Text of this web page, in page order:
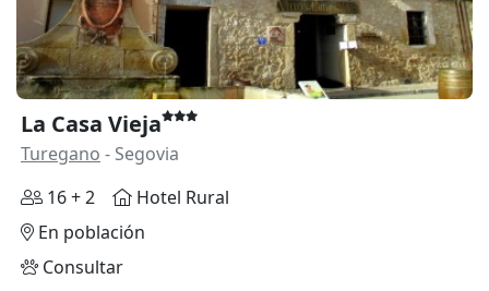
La Casa Vieja
Turegano - Segovia
16 + 2
Hotel Rural
En población
Consultar